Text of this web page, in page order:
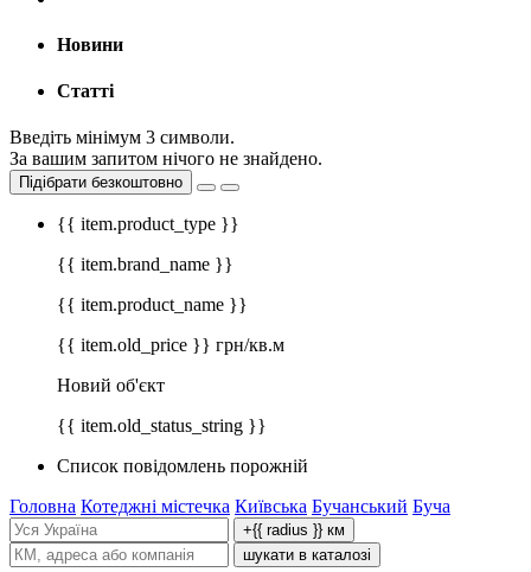
Новини
Статті
Введіть мінімум 3 символи.
За вашим запитом нічого не знайдено.
Підібрати безкоштовно
{{ item.product_type }}
{{ item.brand_name }}
{{ item.product_name }}
{{ item.old_price }} грн/кв.м
Новий об'єкт
{{ item.old_status_string }}
Список повідомлень порожній
Головна Котеджні містечка Київська Бучанський Буча
+{{ radius }} км
шукати в каталозі